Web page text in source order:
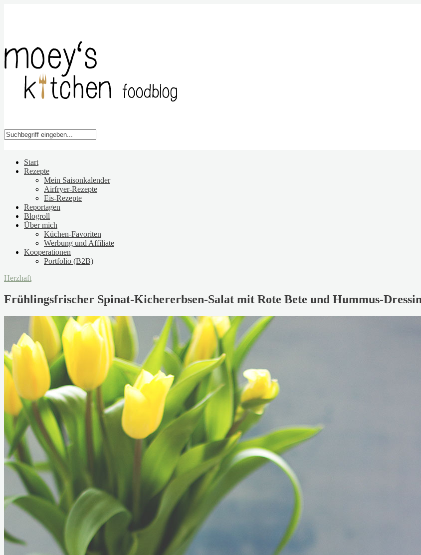
Start
Rezepte
Mein Saisonkalender
Airfryer-Rezepte
Eis-Rezepte
Reportagen
Blogroll
Über mich
Küchen-Favoriten
Werbung und Affiliate
Kooperationen
Portfolio (B2B)
Herzhaft
Frühlingsfrischer Spinat-Kichererbsen-Salat mit Rote Bete und Hummus-